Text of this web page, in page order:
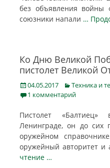
без объявления войны
союзники напали …
Ко Дню Великой
пистолет Великой
Posted
on
04.05.2017 Categories
Техника и
1 комментарий
Пистолет «Балтиец»
Ленинграде, он до
оружейном
оружейный авторитет и
чтение …